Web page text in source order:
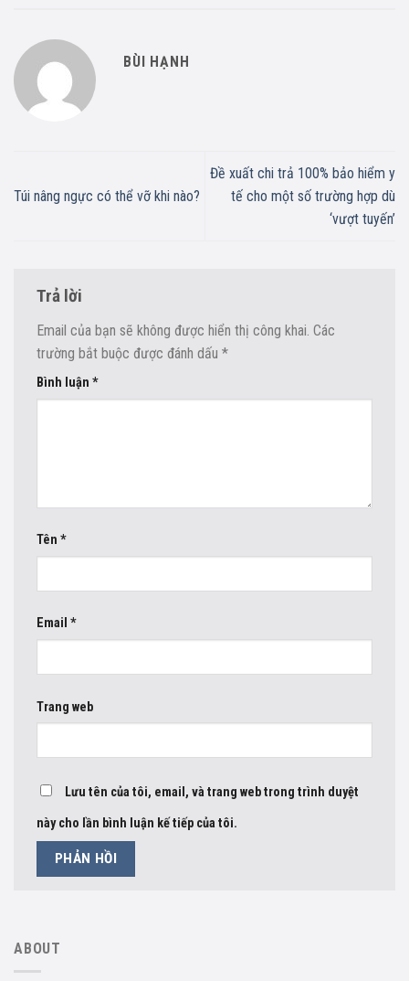
BÙI HẠNH
Túi nâng ngực có thể vỡ khi nào?
Đề xuất chi trả 100% bảo hiểm y
tế cho một số trường hợp dù
‘vượt tuyến’
Trả lời
Email của bạn sẽ không được hiển thị công khai. Các
trường bắt buộc được đánh dấu *
Bình luận *
Tên *
Email *
Trang web
Lưu tên của tôi, email, và trang web trong trình duyệt
này cho lần bình luận kế tiếp của tôi.
ABOUT